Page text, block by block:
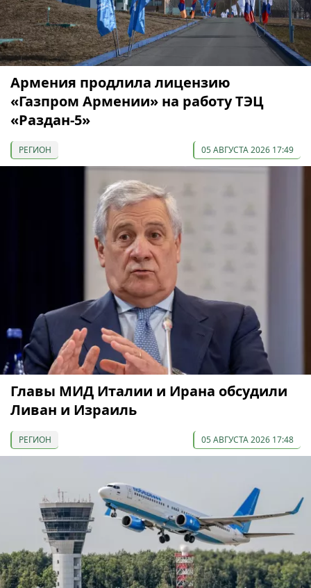
Армения продлила лицензию
«Газпром Армении» на работу ТЭЦ
«Раздан-5»
РЕГИОН 05 АВГУСТА 2026 17:49
Главы МИД Италии и Ирана обсудили
Ливан и Израиль
РЕГИОН 05 АВГУСТА 2026 17:48